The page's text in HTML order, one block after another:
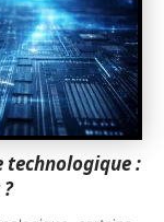
technologique :